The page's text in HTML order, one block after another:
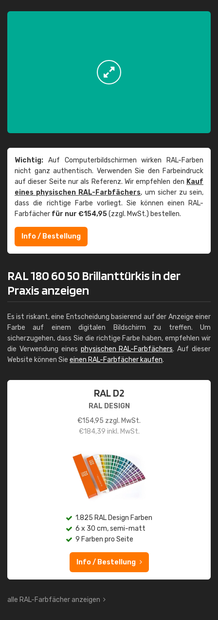
Wichtig: Auf Computerbildschirmen wirken RAL-Farben
nicht ganz authentisch. Verwenden Sie den Farbeindruck
auf dieser Seite nur als Referenz. Wir empfehlen den Kauf
eines physischen RAL-Farbfächers, um sicher zu sein,
dass die richtige Farbe vorliegt. Sie können einen RAL-
Farbfächer für nur €154,95(zzgl. MwSt.) bestellen.
Info / Bestellung
RAL 180 60 50 Brillanttürkis in der
Praxis anzeigen
Es ist riskant, eine Entscheidung basierend auf der Anzeige einer
Farbe auf einem digitalen Bildschirm zu treffen. Um
sicherzugehen, dass Sie die richtige Farbe haben, empfehlen wir
die Verwendung eines physischen RAL-Farbfächers. Auf dieser
Website können Sie einen RAL-Farbfächer kaufen.
RAL D2
RAL DESIGN
€154,95 zzgl. MwSt.
€184,39 inkl. MwSt.
1.825 RAL Design Farben
6 x 30 cm, semi-matt
9 Farben pro Seite
Info / Bestellung
alle RAL-Farbfächer anzeigen